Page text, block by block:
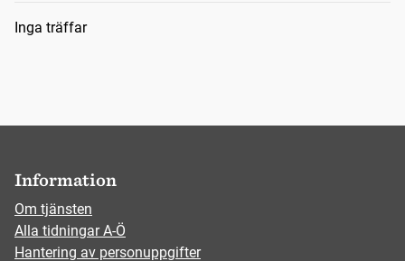
Sökresultat
Inga träffar
Information
Om tjänsten
Alla tidningar A-Ö
Hantering av personuppgifter